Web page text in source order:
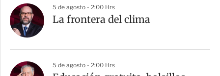
5 de agosto - 2:00 Hrs
La frontera del clima
5 de agosto - 2:00 Hrs